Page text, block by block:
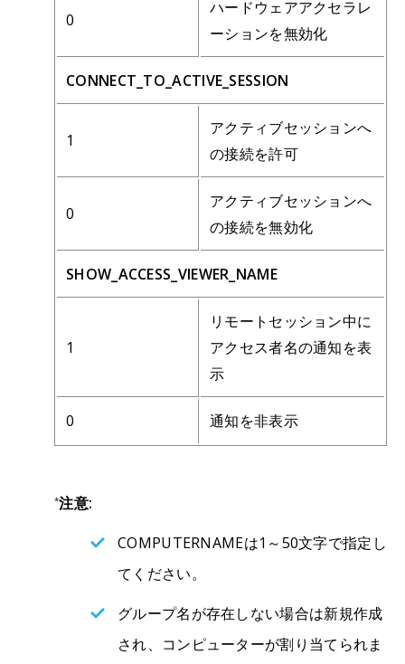
0
ハードウェアアクセラレ
ーションを無効化
CONNECT_TO_ACTIVE_SESSION
1
アクティブセッションへ
の接続を許可
0
アクティブセッションへ
の接続を無効化
SHOW_ACCESS_VIEWER_NAME
1
リモートセッション中に
アクセス者名の通知を表
示
0 通知を非表示
*注意:
COMPUTERNAMEは1～50文字で指定し
てください。
グループ名が存在しない場合は新規作成
され、コンピューターが割り当てられま